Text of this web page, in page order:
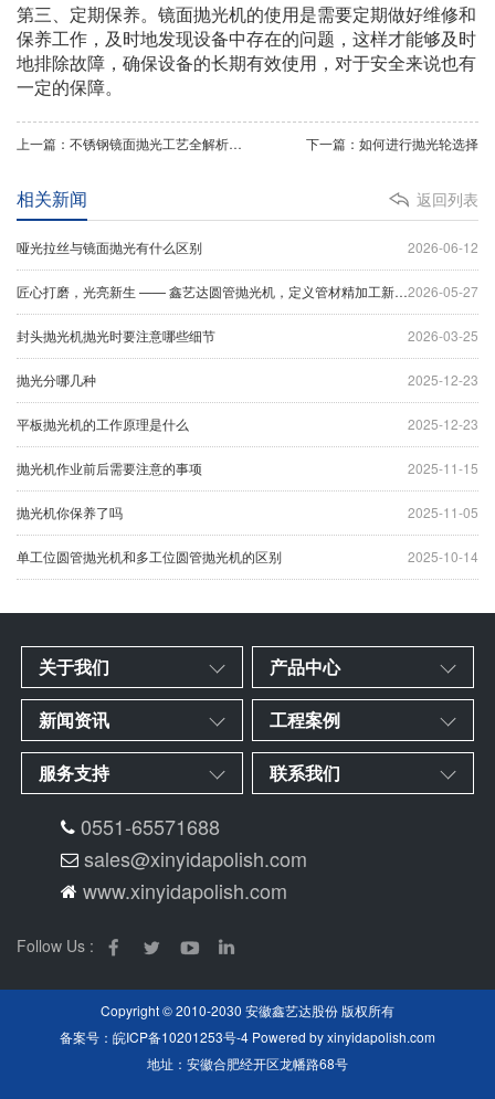
第三、定期保养。镜面抛光机的使用是需要定期做好维修和
保养工作，及时地发现设备中存在的问题，这样才能够及时
地排除故障，确保设备的长期有效使用，对于安全来说也有
一定的保障。
上一篇：不锈钢镜面抛光工艺全解析：专业级表面处理技术指南 下一篇：如何进行抛光轮选择
返回列表
相关新闻
2026-06-12
哑光拉丝与镜面抛光有什么区别
2026-05-27
匠心打磨，光亮新生 —— 鑫艺达圆管抛光机，定义管材精加工新标杆
2026-03-25
封头抛光机抛光时要注意哪些细节
2025-12-23
抛光分哪几种
2025-12-23
平板抛光机的工作原理是什么
2025-11-15
抛光机作业前后需要注意的事项
2025-11-05
抛光机你保养了吗
2025-10-14
单工位圆管抛光机和多工位圆管抛光机的区别
关于我们 产品中心
新闻资讯 工程案例
服务支持 联系我们
0551-65571688
sales@xinyidapolish.com
www.xinyidapolish.com
Follow Us :
Copyright © 2010-2030 安徽鑫艺达股份 版权所有
备案号： 皖ICP备10201253号-4 Powered byxinyidapolish.com
地址：安徽合肥经开区龙幡路68号